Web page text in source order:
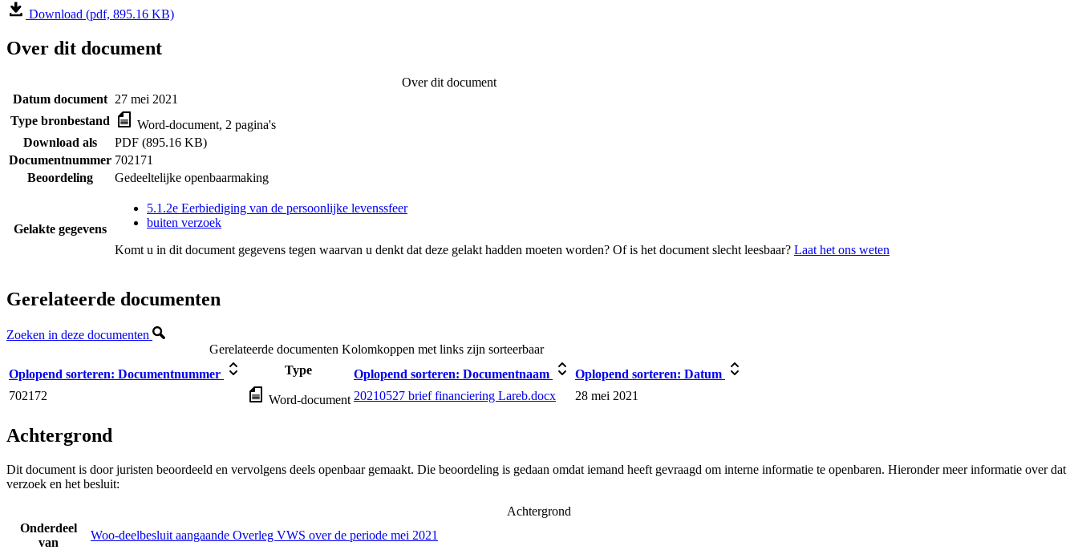
Download (pdf, 895.16 KB)
Over dit document
Over dit document
Datum document 27 mei 2021
Type bronbestand
Word-document, 2 pagina's
Download als
PDF (895.16 KB)
Documentnummer 702171
Beoordeling
Gedeeltelijke openbaarmaking
Gelakte gegevens
5.1.2e Eerbiediging van de persoonlijke levenssfeer
buiten verzoek
Komt u in dit document gegevens tegen waarvan u denkt dat deze gelakt hadden moeten worden? Of is het document slecht leesbaar? Laat het ons weten
Gerelateerde documenten
Zoeken in deze documenten
Gerelateerde documenten Kolomkoppen met links zijn sorteerbaar
Oplopend sorteren: Documentnummer Type Oplopend sorteren: Documentnaam Oplopend sorteren: Datum
702172
Word-document 20210527 brief financiering Lareb.docx 28 mei 2021
Achtergrond
Dit document is door juristen beoordeeld en vervolgens deels openbaar gemaakt. Die beoordeling is gedaan omdat iemand heeft gevraagd om interne informatie te openbaren. Hieronder meer informatie over dat
verzoek en het besluit:
Achtergrond
Onderdeel
van
Woo-deelbesluit aangaande Overleg VWS over de periode mei 2021